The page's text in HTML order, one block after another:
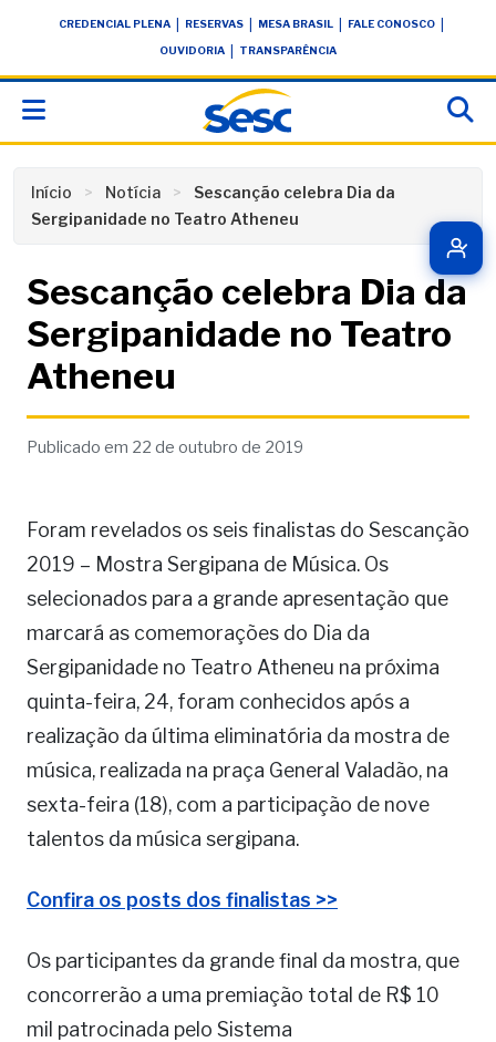
conteúdoCREDENCIAL PLENA RESERVAS MESA BRASIL FALE CONOSCO
OUVIDORIA TRANSPARÊNCIA
Início Notícia
Sescanção celebra Dia da
Sergipanidade no Teatro Atheneu
Sescanção celebra Dia da
Sergipanidade no Teatro
Atheneu
Publicado em 22 de outubro de 2019
Foram revelados os seis finalistas do Sescanção
2019 – Mostra Sergipana de Música. Os
selecionados para a grande apresentação que
marcará as comemorações do Dia da
Sergipanidade no Teatro Atheneu na próxima
quinta-feira, 24, foram conhecidos após a
realização da última eliminatória da mostra de
música, realizada na praça General Valadão, na
sexta-feira (18), com a participação de nove
talentos da música sergipana.
Confira os posts dos finalistas >>
Os participantes da grande final da mostra, que
concorrerão a uma premiação total de R$ 10
mil patrocinada pelo Sistema